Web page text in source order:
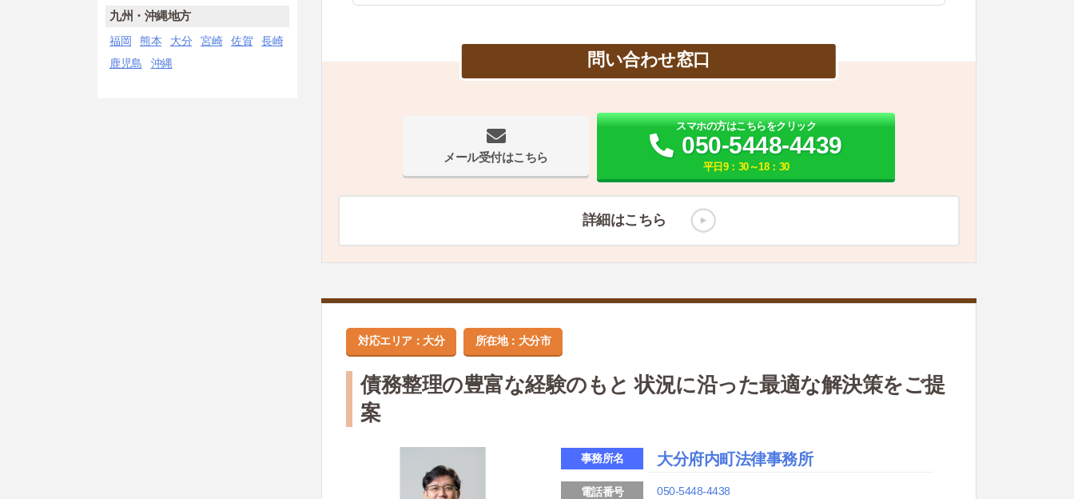
問い合わせ窓口
メール受付はこちら
スマホの方はこちらをクリック
050-5448-4439
平日9：30～18：30
詳細はこちら
対応エリア：大分 所在地：大分市
債務整理の豊富な経験のもと 状況に沿った最適な解決策をご提
案
事務所名 大分府内町法律事務所
電話番号 050-5448-4438
九州・沖縄地方
福岡 熊本 大分 宮崎 佐賀
長崎
鹿児島
沖縄